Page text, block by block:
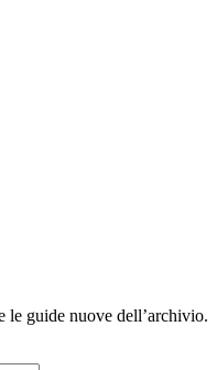
le guide nuove dell’archivio.